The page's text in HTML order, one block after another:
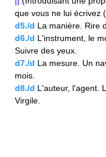
que vous ne lui écrivez (
d5./d La manière. Rire
d6./d L'instrument, le
Suivre des yeux.
d7./d La mesure. Un
mois.
d8./d L'auteur, l'agent.
Virgile.